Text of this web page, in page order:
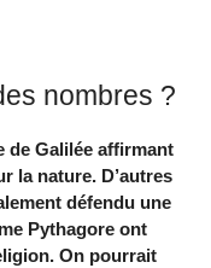
nombres ?
de Galilée affirmant
la nature. D’autres
défendu une
Pythagore ont
On pourrait